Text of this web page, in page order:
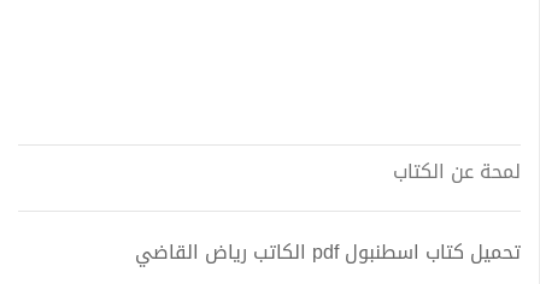
لمحة عن الكتاب
تحميل كتاب اسطنبول pdf الكاتب رياض القاضي